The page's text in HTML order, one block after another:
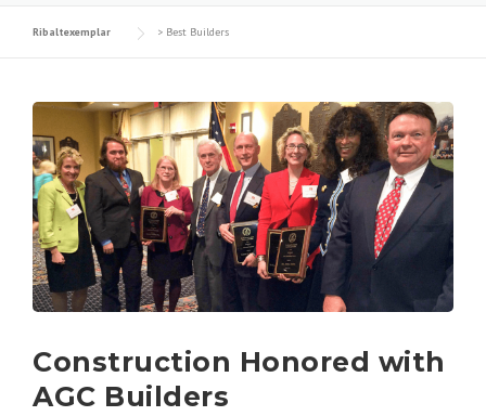
Ribaltexemplar > Best Builders
Construction Honored with
AGC Builders